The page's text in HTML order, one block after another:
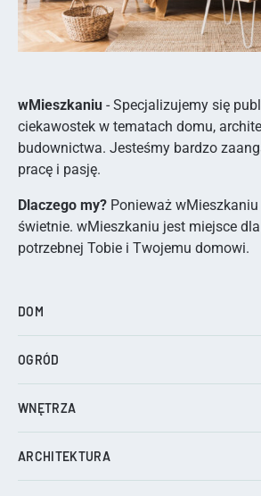
wMieszkaniu - Specjalizujemy się
ciekawostek w tematach domu,
budownictwa. Jesteśmy bardzo
pracę i pasję.
Dlaczego my? Ponieważ
świetnie. wMieszkaniu jest miejsce
potrzebnej Tobie i Twojemu domowi.
DOM
OGRÓD
WNĘTRZA
ARCHITEKTURA